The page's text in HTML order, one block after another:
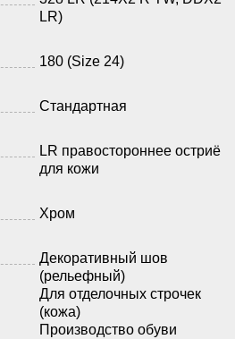
LR)
180 (Size 24)
Стандартная
LR правостороннее остриё
для кожи
Хром
Декоративный шов
(рельефный)
Для отделочных строчек
(кожа)
Производство обуви